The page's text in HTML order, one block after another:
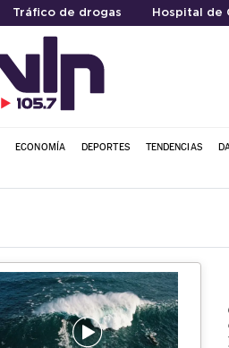
Tráfico de drogas Hospital de
ECONOMÍA DEPORTES TENDENCIAS